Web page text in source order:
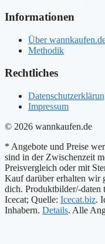
Informationen
Über
Methodik
Rechtliches
Impressum
© 2026 wannkaufen.de
* Angebote und Preise
sind in der Zwischenzeit
Preisvergleich oder mit
Kauf darüber erhalten wir
dich. Produktbilder/-daten
Icecat; Quelle: Icecat.biz.
Inhabern. Details. Alle